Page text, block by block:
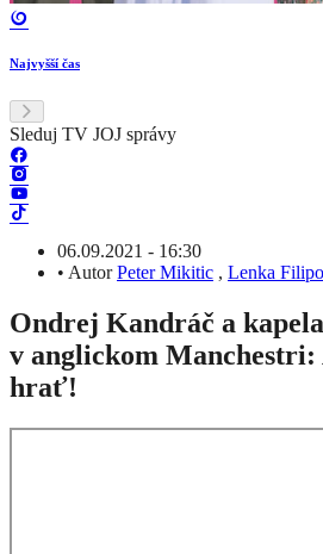
Najvyšší čas
Sleduj TV JOJ správy
06.09.2021 - 16:30
• AutorPeter Mikitic , Lenka
Ondrej Kandráč a
v anglickom Manchestri:
hrať!